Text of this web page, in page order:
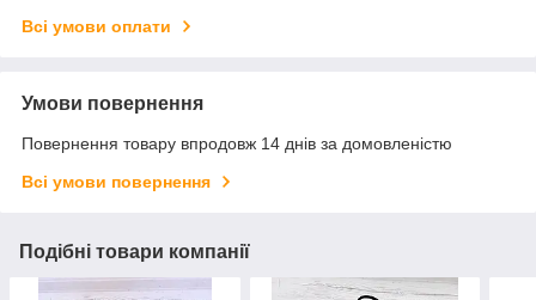
Всі умови оплати
Умови повернення
Повернення товару впродовж 14 днів за домовленістю
Всі умови повернення
Подібні товари компанії